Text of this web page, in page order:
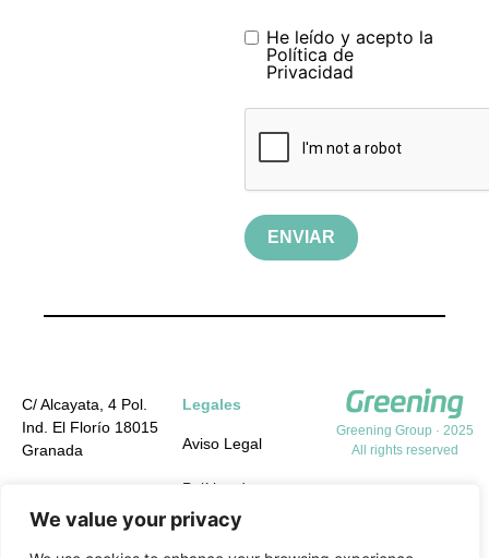
We value your privacy
He leído y acepto la
Política de
Privacidad
ENVIAR
C/ Alcayata, 4 Pol.
Ind. El Florío 18015
Granada
info@greening-
group.com
Legales
Aviso Legal
Política de
Privacidad
Greening Group · 2025
All rights reserved